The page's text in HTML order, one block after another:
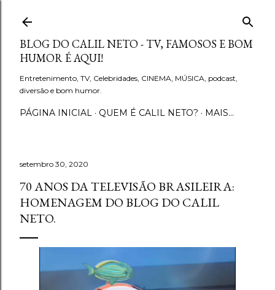
Pular para o conteúdo principal
BLOG DO CALIL NETO - TV, FAMOSOS E BOM
HUMOR É AQUI!
Entretenimento, TV, Celebridades, CINEMA, MÚSICA, podcast,
diversão e bom humor.
PÁGINA INICIAL QUEM É CALIL NETO? MAIS…
setembro 30, 2020
70 ANOS DA TELEVISÃO BRASILEIRA:
HOMENAGEM DO BLOG DO CALIL
NETO.